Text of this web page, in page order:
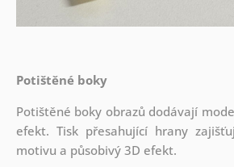
Potištěné boky
Potištěné boky obrazů dodávají
efekt. Tisk přesahující hrany
motivu a působivý 3D efekt.